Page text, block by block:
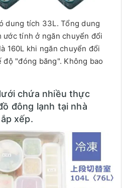
dung tích 33L. Tổng dung
ước tính ở ngăn chuyển đổi
160L khi ngăn chuyển đổi
"đóng băng". Không bao
chứa nhiều thực
đông lạnh tại nhà
xếp.